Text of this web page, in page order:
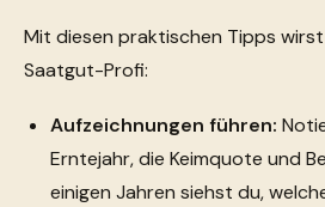
Mit diesen praktischen Tipps
Saatgut-Profi:
Aufzeichnungen führen:
Erntejahr, die Keimquote und
einigen Jahren siehst du,